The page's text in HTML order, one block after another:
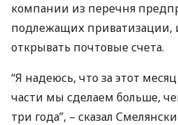
компании из перечня
подлежащих приватизации,
открывать почтовые счета.
“Я надеюсь, что за этот
части мы сделаем больше,
три года”, – сказал